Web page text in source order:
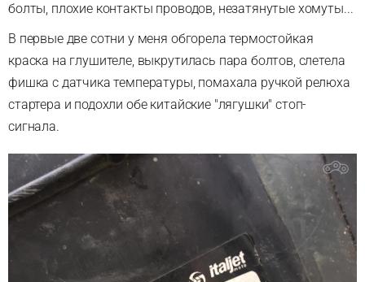
болты, плохие контакты проводов, незатянутые хомуты...
В первые две сотни у меня обгорела термостойкая
краска на глушителе, выкрутилась пара болтов, слетела
фишка с датчика температуры, помахала ручкой релюха
стартера и подохли обе китайские "лягушки" стоп-
сигнала.